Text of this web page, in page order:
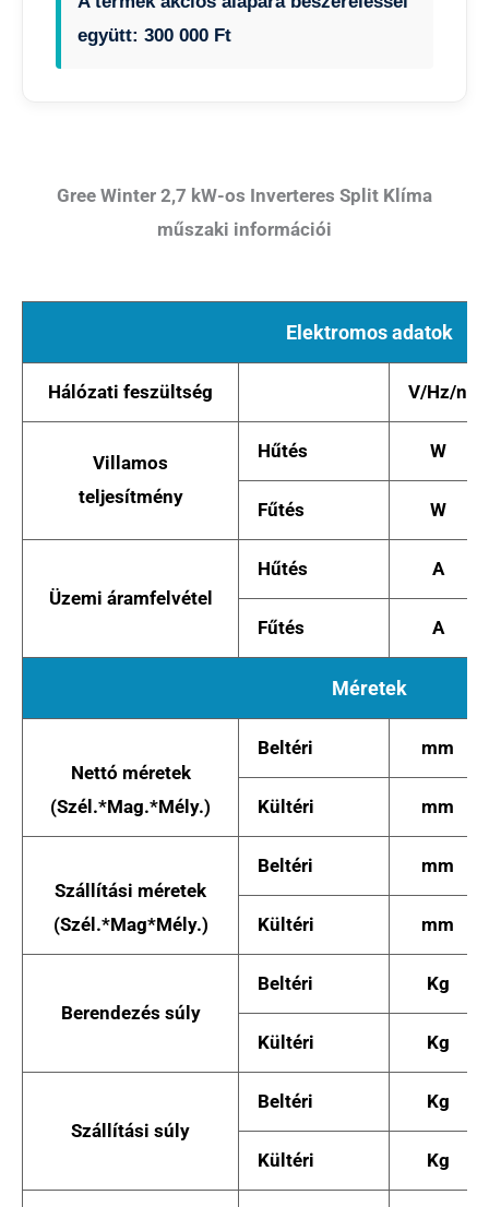
együtt: 300 000 Ft
Gree Winter 2,7 kW-os Inverteres Split Klíma
műszaki információi
Elektromos adatok
Hálózati feszültség V/Hz/n
Villamos
teljesítmény
Hűtés W
Fűtés W
Üzemi áramfelvétel
Hűtés A
Fűtés A
Méretek
Nettó méretek
(Szél.*Mag.*Mély.)
Beltéri mm
Kültéri mm
Szállítási méretek
(Szél.*Mag*Mély.)
Beltéri mm
Kültéri mm
Berendezés súly
Beltéri Kg
Kültéri Kg
Szállítási súly
Beltéri Kg
Kültéri Kg